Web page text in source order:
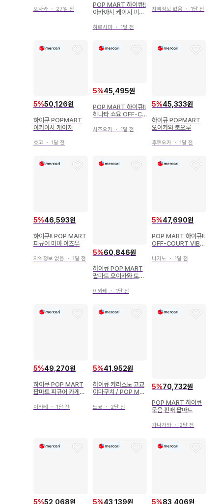
오사카 ・ 27일 전
POP MART 하이큐!!
아카아시 케이지 피규
히로시마・ 1달 전
지역정보 없음 ・ 1달 전
5%50,126원
하이큐 POPMART
아카아시 케이지
효고 ・ 1달 전
5%45,495원
POP MART 하이큐!!
히나타 쇼요 OFF-CO
시즈오카・ 1달 전
5%45,333원
하이큐 POPMART
오이카와 토오루
후쿠오카 ・ 1달 전
5%46,593원
하이큐!! POP MART
피규어 미야 아츠무
지역정보 없음 ・ 1달 전
5%60,846원
하이큐 POP MART
팝마트 오이카와 토오
이와테 ・ 1달 전
5%47,690원
POP MART 하이큐!!
OFF-COURT VIBE
나가노 ・ 1달 전
5%49,270원
하이큐 POP MART
팝마트 피규어 카게야
이와테 ・ 1달 전
5%41,952원
하이큐 카라스노 고교
야마구치 / POP MA
도쿄 ・ 2달 전
5%70,732원
POP MART 하이큐
묶음 판매 팝마트
가나가와 ・ 2달 전
5%52,068원 5%43,139원 5%83,406원